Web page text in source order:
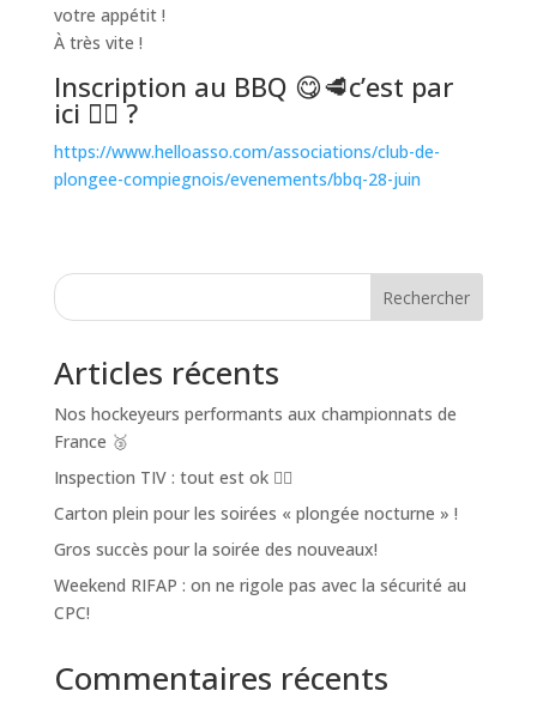
votre appétit !
À très vite !
Inscription au BBQ 😋🥩c’est par
ici 👇🏻 ?
https://www.helloasso.com/associations/club-de-
plongee-compiegnois/evenements/bbq-28-juin
Rechercher
Articles récents
Nos hockeyeurs performants aux championnats de
France 🥉
Inspection TIV : tout est ok 👌🏼
Carton plein pour les soirées « plongée nocturne » !
Gros succès pour la soirée des nouveaux!
Weekend RIFAP : on ne rigole pas avec la sécurité au
CPC!
Commentaires récents